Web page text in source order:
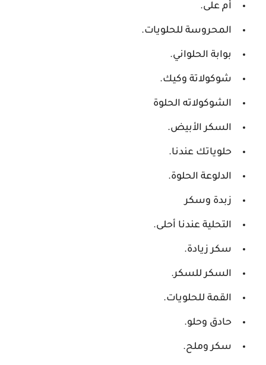
أم على.
المحروسة للحلويات.
بوابة الحلواني.
شوكولاتة وكيك.
الشوكولاته الحلوة
السكر الأبيض.
حلوياتك عندنا.
الدلوعة الحلوة.
زبدة وسكر
التحلية عندنا أحلى.
سكر زيادة.
السكر للسكر.
القمة للحلويات.
حادق وحلو.
سكر وملح.